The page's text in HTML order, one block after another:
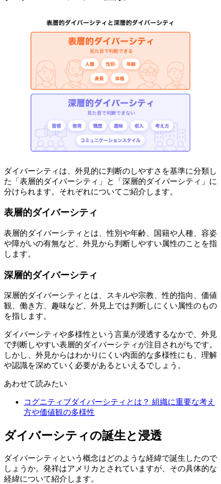
ダイバーシティは、外見的に判断のしやすさを基準に分類し
た「表層的ダイバーシティ」と「深層的ダイバーシティ」に
分けられます。それぞれについてご紹介します。
表層的ダイバーシティ
表層的ダイバーシティとは、性別や年齢、国籍や人種、容姿
や障がいの有無など、外見から判断しやすい属性のことを指
します。
深層的ダイバーシティ
深層的ダイバーシティとは、スキルや宗教、性的指向、価値
観、働き方、趣味など、外見上では判断しにくい属性のもの
を指します。
ダイバーシティや多様性という言葉が浸透するなかで、外見
で判断しやすい表層的ダイバーシティが注目されがちです。
しかし、外見からはわかりにくい内面的な多様性にも、理解
や認識を深めていく必要があるといえるでしょう。
あわせて読みたい
コグニティブダイバーシティとは？ 組織に重要な考え
方や価値観の多様性
ダイバーシティの誕生と浸透
ダイバーシティという概念はどのような経緯で誕生したので
しょうか。発祥はアメリカとされていますが、その具体的な
経緯について紹介します。